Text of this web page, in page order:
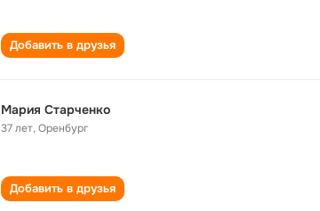
Добавить в друзья
Мария Старченко
37 лет,Оренбург
Добавить в друзья